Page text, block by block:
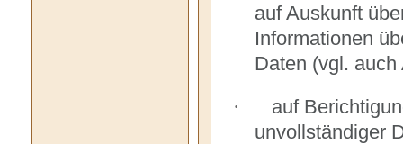
auf Auskunft
Informationen
Daten (vgl.
·
auf
unvollständiger